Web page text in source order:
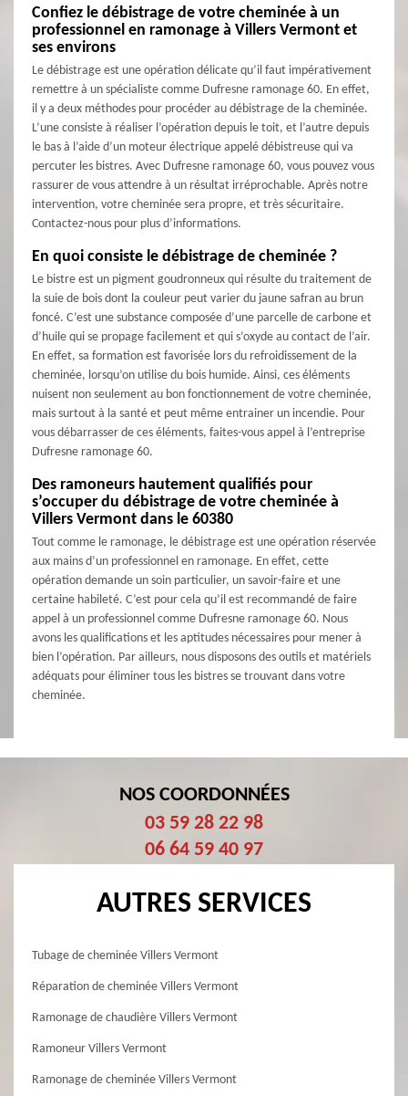
Confiez le débistrage de votre cheminée à un
professionnel en ramonage à Villers Vermont et
ses environs
Le débistrage est une opération délicate qu’il faut impérativement
remettre à un spécialiste comme Dufresne ramonage 60. En effet,
il y a deux méthodes pour procéder au débistrage de la cheminée.
L’une consiste à réaliser l’opération depuis le toit, et l’autre depuis
le bas à l’aide d’un moteur électrique appelé débistreuse qui va
percuter les bistres. Avec Dufresne ramonage 60, vous pouvez vous
rassurer de vous attendre à un résultat irréprochable. Après notre
intervention, votre cheminée sera propre, et très sécuritaire.
Contactez-nous pour plus d’informations.
En quoi consiste le débistrage de cheminée ?
Le bistre est un pigment goudronneux qui résulte du traitement de
la suie de bois dont la couleur peut varier du jaune safran au brun
foncé. C’est une substance composée d’une parcelle de carbone et
d’huile qui se propage facilement et qui s’oxyde au contact de l’air.
En effet, sa formation est favorisée lors du refroidissement de la
cheminée, lorsqu’on utilise du bois humide. Ainsi, ces éléments
nuisent non seulement au bon fonctionnement de votre cheminée,
mais surtout à la santé et peut même entrainer un incendie. Pour
vous débarrasser de ces éléments, faites-vous appel à l’entreprise
Dufresne ramonage 60.
Des ramoneurs hautement qualifiés pour
s’occuper du débistrage de votre cheminée à
Villers Vermont dans le 60380
Tout comme le ramonage, le débistrage est une opération réservée
aux mains d’un professionnel en ramonage. En effet, cette
opération demande un soin particulier, un savoir-faire et une
certaine habileté. C’est pour cela qu’il est recommandé de faire
appel à un professionnel comme Dufresne ramonage 60. Nous
avons les qualifications et les aptitudes nécessaires pour mener à
bien l’opération. Par ailleurs, nous disposons des outils et matériels
adéquats pour éliminer tous les bistres se trouvant dans votre
cheminée.
NOS COORDONNÉES
03 59 28 22 98
06 64 59 40 97
AUTRES SERVICES
Tubage de cheminée Villers Vermont
Réparation de cheminée Villers Vermont
Ramonage de chaudière Villers Vermont
Ramoneur Villers Vermont
Ramonage de cheminée Villers Vermont